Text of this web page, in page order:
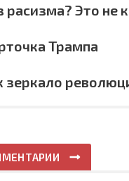
расизма? Это не
Трампа
зеркало